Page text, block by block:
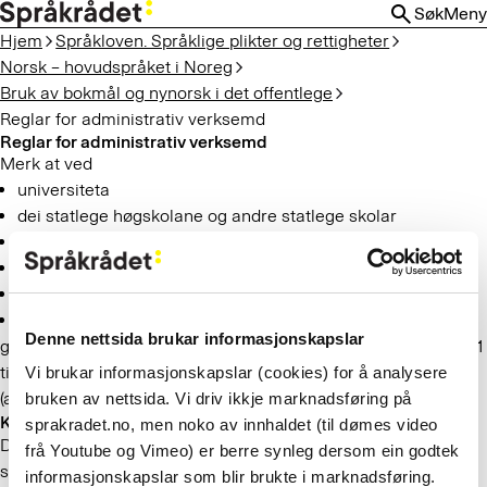
Denne nettsida brukar informasjonskapslar
Vi brukar informasjonskapslar (cookies) for å analysere
bruken av nettsida. Vi driv ikkje marknadsføring på
sprakradet.no, men noko av innhaldet (til dømes video
frå Youtube og Vimeo) er berre synleg dersom ein godtek
informasjonskapslar som blir brukte i marknadsføring.
HOPP
TIL
HOVEDINNHOLD
SøkMeny
Hjem
Språkloven. Språklige plikter og rettigheter
Norsk – hovudspråket i Noreg
Bruk av bokmål og nynorsk i det offentlege
Reglar for administrativ verksemd
Reglar for administrativ verksemd
Merk at ved
universiteta
dei statlege høgskolane og andre statlege skolar
domstolane
forliksråda
gjeld reglane om bruk av bokmål og nynorsk i lova (paragraf 11
til 18) berre for den administrative delen av verksemda
(administrasjon).
Kva er administrasjon?
Døme: Når universiteta og høgskolane vender seg skriftleg til
studentar og andre, er det administrasjon. Kunngjeringar,